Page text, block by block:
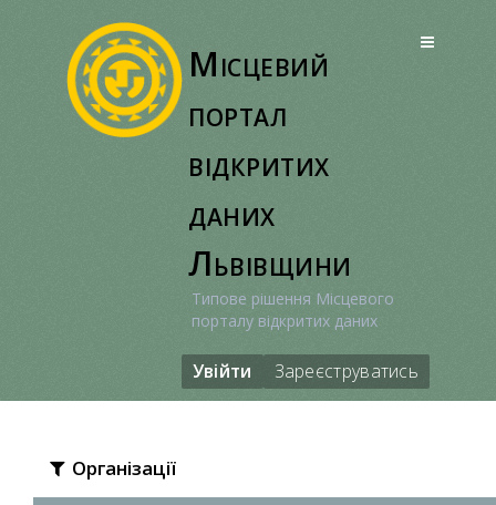
Місцевий
портал
відкритих
даних
Львівщини
Типове рішення Місцевого
порталу відкритих даних
Увійти Зареєструватись
Організації